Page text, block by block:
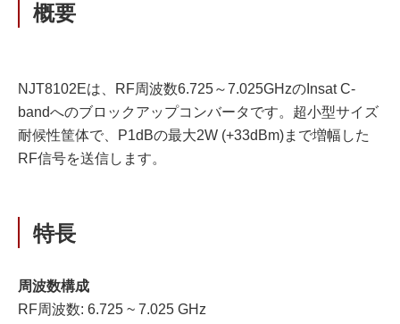
概要
NJT8102Eは、RF周波数6.725～7.025GHzのInsat C-
bandへのブロックアップコンバータです。超小型サイズ
耐候性筐体で、P1dBの最大2W (+33dBm)まで増幅した
RF信号を送信します。
特長
周波数構成
RF周波数: 6.725 ~ 7.025 GHz